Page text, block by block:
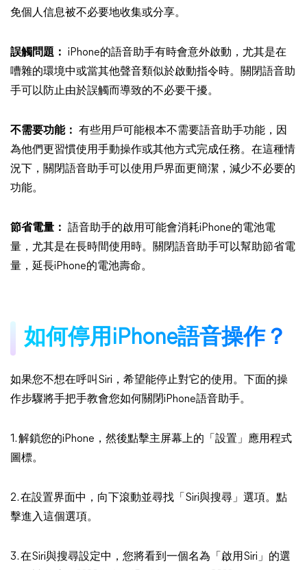
免個人信息被不必要地收集或分享。
誤觸問題：
iPhone的語音助手有時會意外啟動，尤其是在
嘈雜的環境中或當其他聲音類似於啟動指令時。關閉語音助
手可以防止由於誤觸而導致的不必要干擾。
不需要功能：
有些用戶可能根本不需要語音助手功能，因
為他們更習慣使用手動操作或其他方式完成任務。在這種情
況下，關閉語音助手可以使用戶界面更簡潔，減少不必要的
功能。
節省電量：
語音助手的啟用可能會消耗iPhone的電池電
量，尤其是在長時間使用時。關閉語音助手可以幫助節省電
量，延長iPhone的電池壽命。
如何停用iPhone語音操作？
如果您不想在呼叫Siri，希望能停止對它的使用。下面的操
作步驟將手把手教會您如何關閉iPhone語音助手。
1. 解鎖您的iPhone，然後點擊主屏幕上的「設置」應用程式
圖標。
2. 在設置界面中，向下滾動並尋找「Siri與搜尋」選項。點
擊進入這個選項。
3. 在Siri與搜尋設定中，您將看到一個名為「啟用Siri」的選